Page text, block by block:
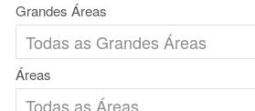
Grandes Áreas
Áreas